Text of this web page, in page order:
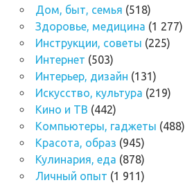
Дом, быт, семья (518)
Здоровье, медицина (1 277)
Инструкции, советы (225)
Интернет (503)
Интерьер, дизайн (131)
Искусство, культура (219)
Кино и ТВ (442)
Компьютеры, гаджеты (488)
Красота, образ (945)
Кулинария, еда (878)
Личный опыт (1 911)